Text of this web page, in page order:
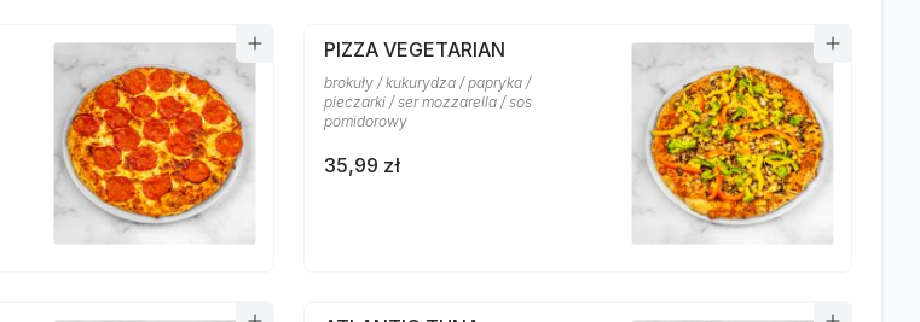
PIZZA VEGETARIAN
brokuły / kukurydza / papryka /
pieczarki / ser mozzarella / sos
pomidorowy
35,99 zł